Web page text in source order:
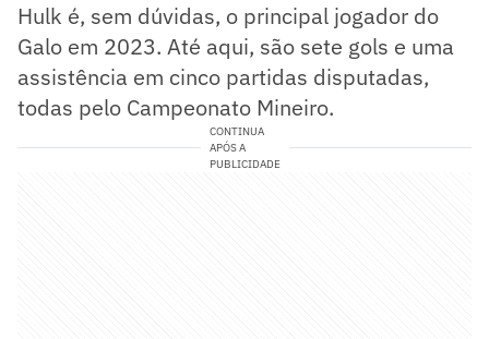
Hulk é, sem dúvidas, o principal jogador do
Galo em 2023. Até aqui, são sete gols e uma
assistência em cinco partidas disputadas,
todas pelo Campeonato Mineiro.
CONTINUA
APÓS A
PUBLICIDADE